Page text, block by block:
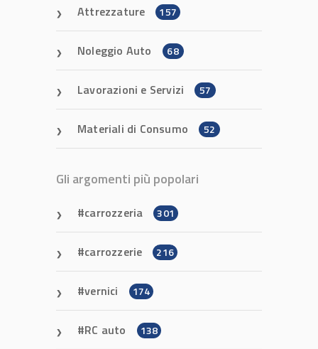
Attrezzature 157
Noleggio Auto 68
Lavorazioni e Servizi 57
Materiali di Consumo 52
Gli argomenti più popolari
carrozzeria 301
carrozzerie 216
vernici 174
RC auto 138